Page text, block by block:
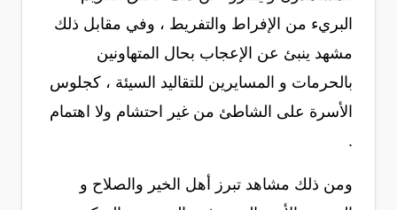
البريء من الإفراط والتفريط ، وفي مقابل ذلك
مشهد ينبئ عن الإعجاب بحال المتهاونين
بالحرمات و المسايرين للتقاليد السيئة ، كجلوس
الأسرة على الشاطئ من غير احتشام ولا اهتمام
.
ومن ذلك مشاهد تبرز أهل الخير والصلاح و